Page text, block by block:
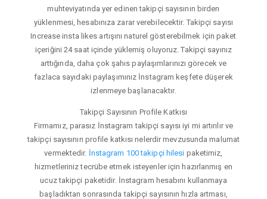
muhteviyatında yer edinen takipçi sayısının birden
yüklenmesi, hesabınıza zarar verebilecektir. Takipçi sayısı
Increase insta likes artışını naturel gösterebilmek için paket
içeriğini 24 saat içinde yüklemiş oluyoruz. Takipçi sayınız
arttığında, daha çok şahıs paylaşımlarınızı görecek ve
fazlaca sayıdaki paylaşımınız İnstagram keşfete düşerek
izlenmeye başlanacaktır.
Takipçi Sayısının Profile Katkısı
Firmamız, parasız İnstagram takipçi sayısı iyi mi artırılır ve
takipçi sayısının profile katkısı nelerdir mevzusunda malumat
vermektedir. İnstagram 100 takipçi hilesi paketimiz,
hizmetleriniz tecrübe etmek isteyenler için hazırlanmış en
ucuz takipçi paketidir. İnstagram hesabını kullanmaya
başladıktan sonrasında takipçi sayısının hızla artması,